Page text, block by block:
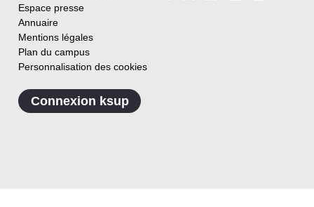
Espace presse
Annuaire
Mentions légales
Plan du campus
Personnalisation des cookies
Connexion ksup